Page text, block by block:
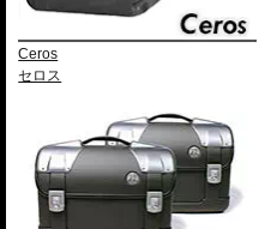
Ceros
セロス